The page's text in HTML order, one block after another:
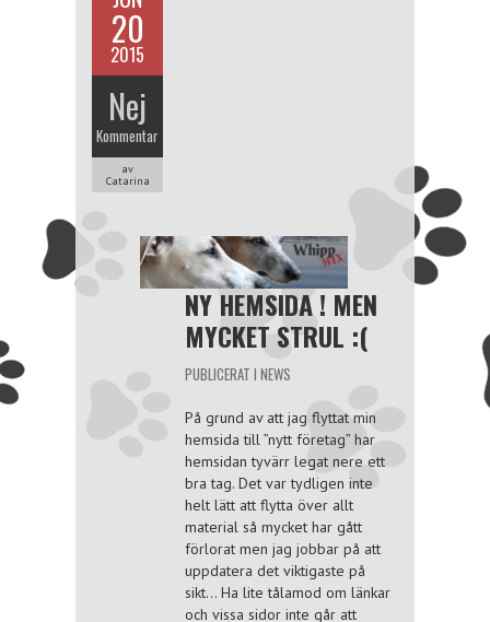
20
2015
Nej
Kommentar
av
Catarina
NY HEMSIDA ! MEN
MYCKET STRUL :(
PUBLICERAT I NEWS
På grund av att jag flyttat min
hemsida till ”nytt företag” har
hemsidan tyvärr legat nere ett
bra tag. Det var tydligen inte
helt lätt att flytta över allt
material så mycket har gått
förlorat men jag jobbar på att
uppdatera det viktigaste på
sikt… Ha lite tålamod om länkar
och vissa sidor inte går att